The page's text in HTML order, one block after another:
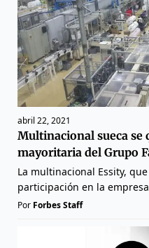
abril 22, 2021
Multinacional sueca se
mayoritaria del Grupo
La multinacional Essity,
participación en la
Por Forbes Staff